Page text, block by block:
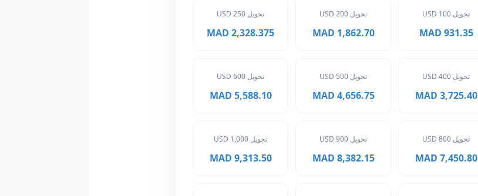
تحويل 100 USD
931.35 MAD
تحويل 200 USD
1,862.70 MAD
تحويل 250 USD
2,328.375 MAD
تحويل 400 USD
3,725.40 MAD
تحويل 500 USD
4,656.75 MAD
تحويل 600 USD
5,588.10 MAD
تحويل 800 USD
7,450.80 MAD
تحويل 900 USD
8,382.15 MAD
تحويل 1,000 USD
9,313.50 MAD